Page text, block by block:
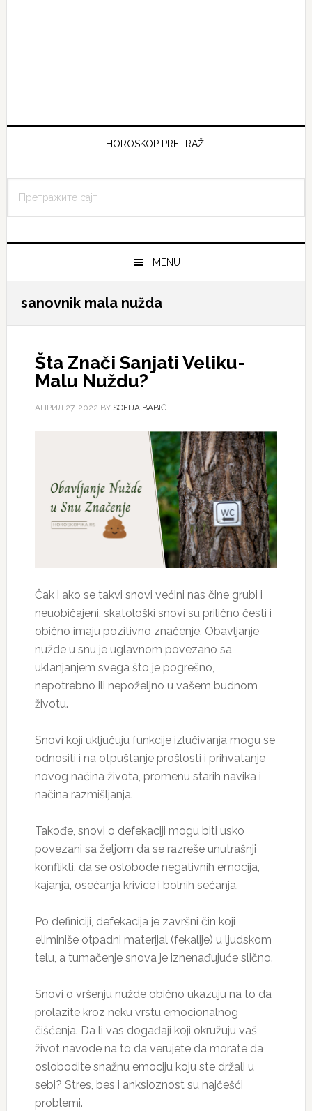
HOROSKOP PRETRAŽI
сајт
MENU
sanovnik mala nužda
Šta Znači Sanjati Veliku-
Malu Nuždu?
АПРИЛ 27, 2022 BY SOFIJA BABIĆ
Čak i ako se takvi snovi većini nas čine grubi i
neuobičajeni, skatološki snovi su prilično česti i
obično imaju pozitivno značenje. Obavljanje
nužde u snu je uglavnom povezano sa
uklanjanjem svega što je pogrešno,
nepotrebno ili nepoželjno u vašem budnom
životu.
Snovi koji uključuju funkcije izlučivanja mogu se
odnositi i na otpuštanje prošlosti i prihvatanje
novog načina života, promenu starih navika i
načina razmišljanja.
Takođe, snovi o defekaciji mogu biti usko
povezani sa željom da se razreše unutrašnji
konflikti, da se oslobode negativnih emocija,
kajanja, osećanja krivice i bolnih sećanja.
Po definiciji, defekacija je završni čin koji
eliminiše otpadni materijal (fekalije) u ljudskom
telu, a tumačenje snova je iznenađujuće slično.
Snovi o vršenju nužde obično ukazuju na to da
prolazite kroz neku vrstu emocionalnog
čišćenja. Da li vas događaji koji okružuju vaš
život navode na to da verujete da morate da
oslobodite snažnu emociju koju ste držali u
sebi? Stres, bes i anksioznost su najčešći
problemi.